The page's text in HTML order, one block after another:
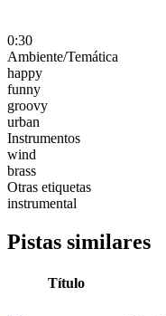
0:30
Ambiente/Temática
happy
funny
groovy
urban
Instrumentos
wind
brass
Otras etiquetas
instrumental
Pistas similares
Título